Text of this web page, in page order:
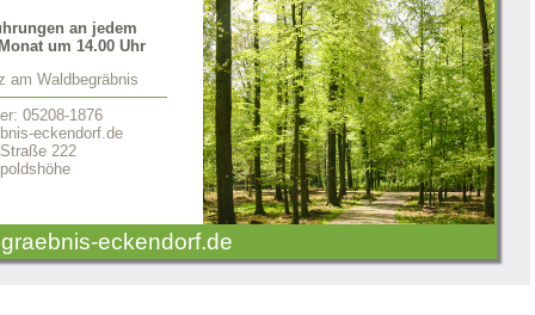
an jedem
um 14.00 Uhr
am Waldbegräbnis
05208-1876
eckendorf.de
222
eckendorf.de